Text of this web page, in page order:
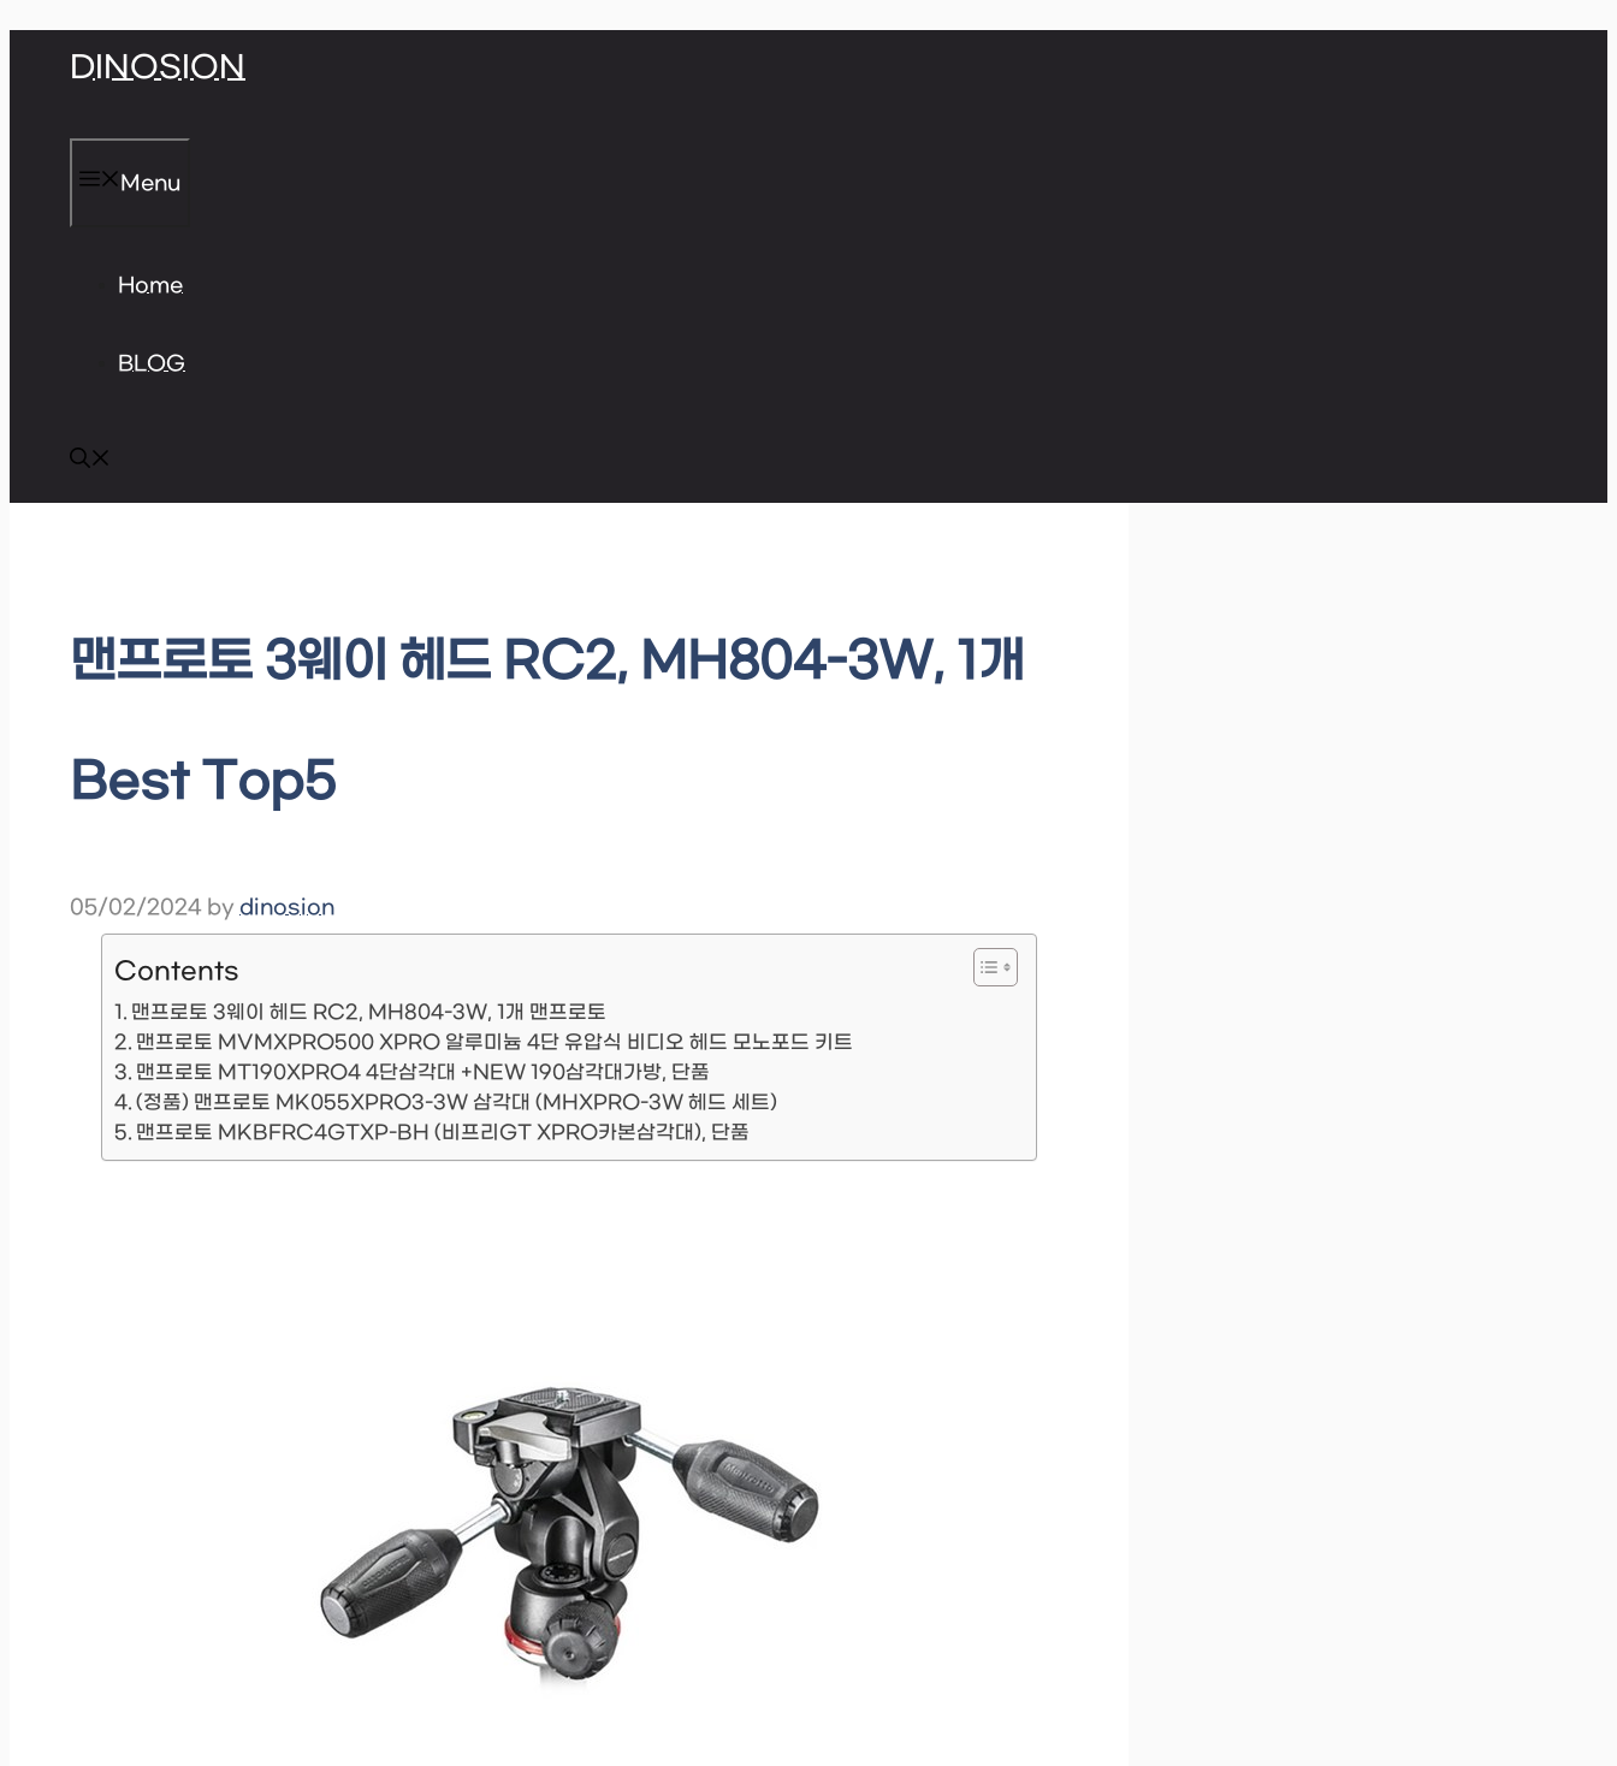
DINOSION
Menu
Home
BLOG
맨프로토 3웨이 헤드 RC2, MH804-3W, 1개
Best Top5
05/02/2024 by dinosion
Contents
맨프로토 3웨이 헤드 RC2, MH804-3W, 1개 맨프로토
맨프로토 MVMXPRO500 XPRO 알루미늄 4단 유압식 비디오 헤드 모노포드 키트
맨프로토 MT190XPRO4 4단삼각대 +NEW 190삼각대가방, 단품
(정품) 맨프로토 MK055XPRO3-3W 삼각대 (MHXPRO-3W 헤드 세트)
맨프로토 MKBFRC4GTXP-BH (비프리GT XPRO카본삼각대), 단품